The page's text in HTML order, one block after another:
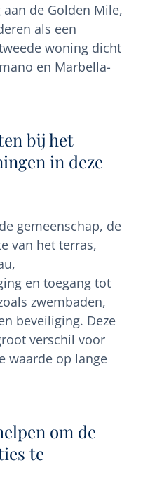
de Golden Mile,
als een
woning dicht
en Marbella-
bij het
in deze
gemeenschap, de
van het terras,
en toegang tot
zwembaden,
beveiliging. Deze
verschil voor
waarde op lange
om de
te